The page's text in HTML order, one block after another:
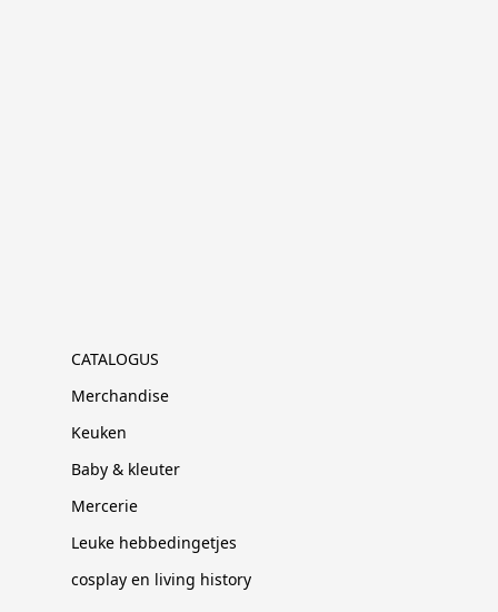
CATALOGUS
Merchandise
Keuken
Baby & kleuter
Mercerie
Leuke hebbedingetjes
cosplay en living history